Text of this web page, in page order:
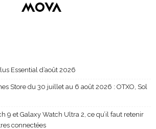
Essential d’août 2026
Store du 30 juillet au 6 août 2026 : OTXO, Sol
9 et Galaxy Watch Ultra 2, ce qu’il faut retenir
connectées